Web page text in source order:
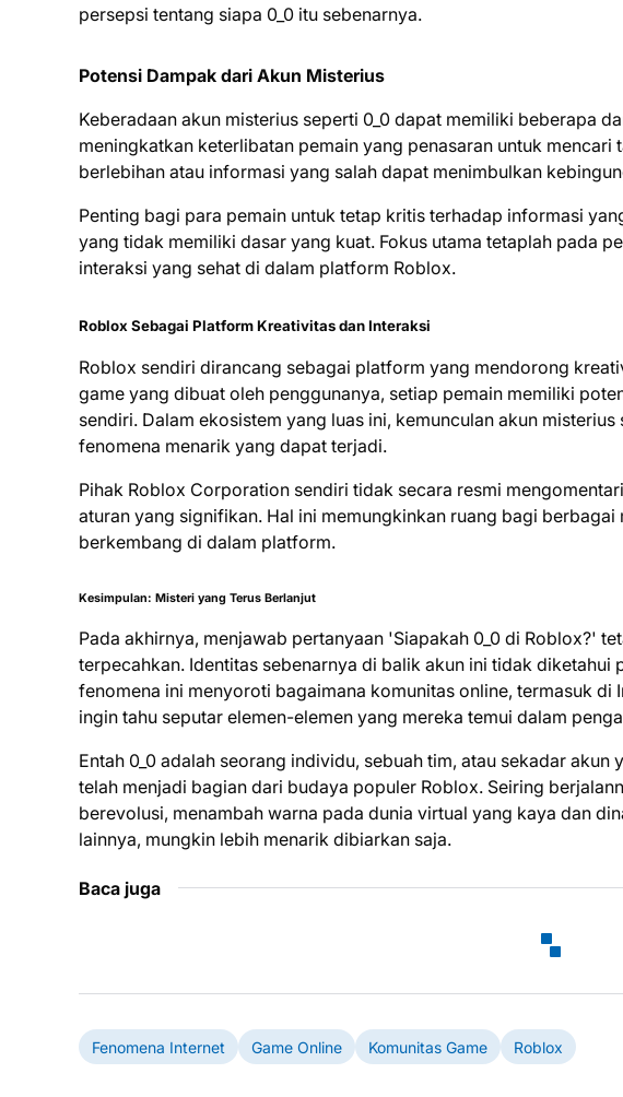
persepsi tentang siapa 0_0 itu sebenarnya.
Potensi Dampak dari Akun Misterius
Keberadaan akun misterius seperti 0_0 dapat memiliki beberapa
meningkatkan keterlibatan pemain yang penasaran untuk mencari
berlebihan atau informasi yang salah dapat menimbulkan
Penting bagi para pemain untuk tetap kritis terhadap informasi
yang tidak memiliki dasar yang kuat. Fokus utama tetaplah pada
interaksi yang sehat di dalam platform Roblox.
Roblox Sebagai Platform Kreativitas dan Interaksi
Roblox sendiri dirancang sebagai platform yang mendorong
game yang dibuat oleh penggunanya, setiap pemain memiliki
sendiri. Dalam ekosistem yang luas ini, kemunculan akun
fenomena menarik yang dapat terjadi.
Pihak Roblox Corporation sendiri tidak secara resmi
aturan yang signifikan. Hal ini memungkinkan ruang bagi
berkembang di dalam platform.
Kesimpulan: Misteri yang Terus Berlanjut
Pada akhirnya, menjawab pertanyaan 'Siapakah 0_0 di Roblox?'
terpecahkan. Identitas sebenarnya di balik akun ini tidak diketahui
fenomena ini menyoroti bagaimana komunitas online, termasuk di
ingin tahu seputar elemen-elemen yang mereka temui dalam
Entah 0_0 adalah seorang individu, sebuah tim, atau sekadar
telah menjadi bagian dari budaya populer Roblox. Seiring
berevolusi, menambah warna pada dunia virtual yang kaya dan
lainnya, mungkin lebih menarik dibiarkan saja.
Baca juga
Fenomena Internet Game Online Komunitas Game Roblox